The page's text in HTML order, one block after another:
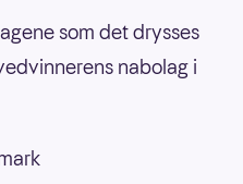
som det drysses
nabolag i